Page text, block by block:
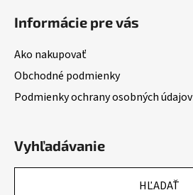
Informácie pre vás
Ako nakupovať
Obchodné podmienky
Podmienky ochrany osobných údajov
Vyhľadávanie
HĽADAŤ